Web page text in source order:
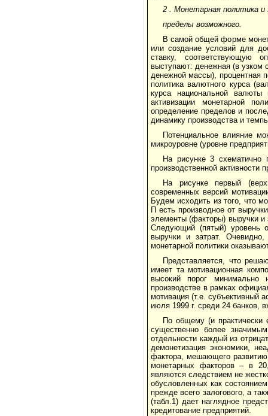
2 . Монетарная политика и
пределы возможного.
В самой общей форме
или создание условий для
ставку, соответствующую
выступают: денежная (в узком
денежной массы), процентная
политика валютного курса
курса национальной
активизации монетарной
определение пределов и
динамику производства и
Потенциальное влияние
микроуровне (уровне
На рисунке 3 схематично
производственной активности
На рисунке первый
современных версий
Будем исходить из того, что
П есть производное от
элементы (факторы) выручки и
Следующий (пятый) уровень
выручки и затрат.
монетарной политики
Представляется, что
имеет та мотивационная
высокий порог минимально
производстве в рамках
мотивация (т.е. субъективный
июля 1999 г. среди 24 банков,
По общему (и практически
существенно более
отдельности каждый из
демонетизация экономики,
фактора, мешающего развитию
монетарных факторов – в
являются следствием не
обусловленных как
прежде всего залогового, а
(табл.1) дает наглядное
кредитование предприятий.